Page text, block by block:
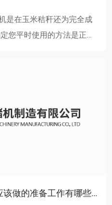
是在玉米秸秆还为完全成
您平时使用的方法是正确
青储机进行工作前我们应该做的准备工作有哪些呢